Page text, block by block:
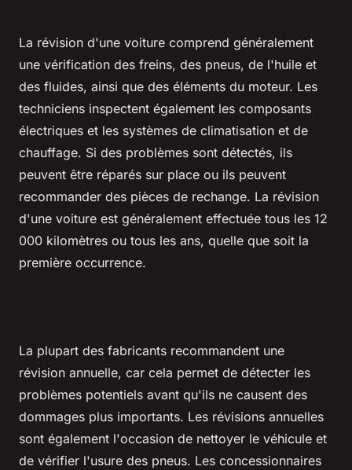
La révision d'une voiture comprend généralement
une vérification des freins, des pneus, de l'huile et
des fluides, ainsi que des éléments du moteur. Les
techniciens inspectent également les composants
électriques et les systèmes de climatisation et de
chauffage. Si des problèmes sont détectés, ils
peuvent être réparés sur place ou ils peuvent
recommander des pièces de rechange. La révision
d'une voiture est généralement effectuée tous les 12
000 kilomètres ou tous les ans, quelle que soit la
première occurrence.
La plupart des fabricants recommandent une
révision annuelle, car cela permet de détecter les
problèmes potentiels avant qu'ils ne causent des
dommages plus importants. Les révisions annuelles
sont également l'occasion de nettoyer le véhicule et
de vérifier l'usure des pneus. Les concessionnaires